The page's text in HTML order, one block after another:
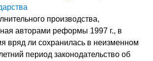
производства,
авторами реформы 1997 г., в
вряд ли сохранилась в неизменном
период законодательство об